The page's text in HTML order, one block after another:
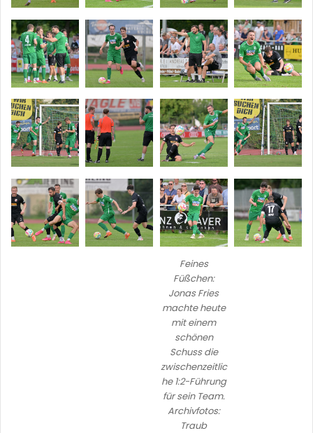
Feines
Füßchen:
Jonas Fries
machte heute
mit einem
schönen
Schuss die
zwischenzeitlic
he 1:2-Führung
für sein Team.
Archivfotos:
Traub